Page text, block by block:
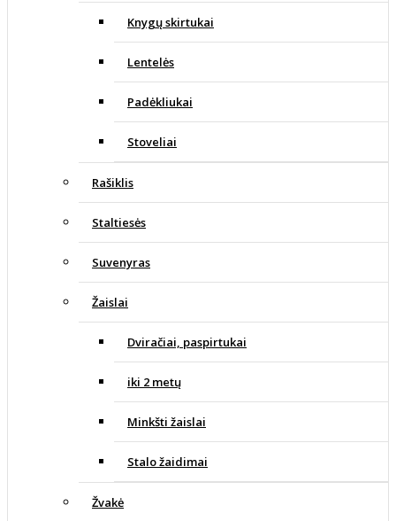
Knygų skirtukai
Lentelės
Padėkliukai
Stoveliai
Rašiklis
Staltiesės
Suvenyras
Žaislai
Dviračiai, paspirtukai
iki 2 metų
Minkšti žaislai
Stalo žaidimai
Žvakė